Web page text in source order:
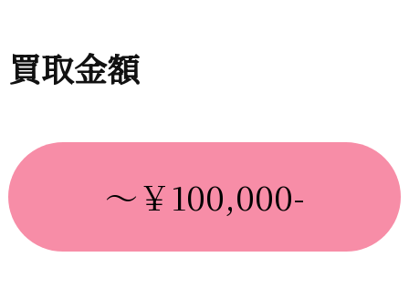
買取金額
～￥100,000-